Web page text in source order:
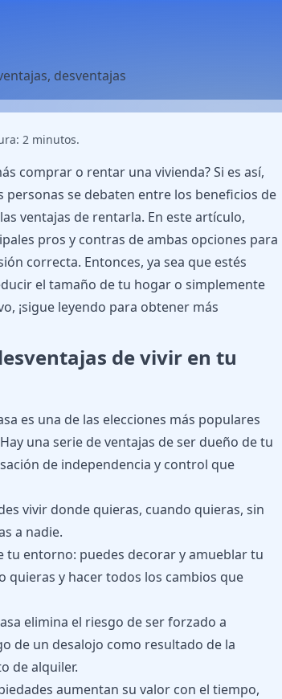
desventajas
2 minutos.
comprar o rentar una vivienda? Si es así,
personas se debaten entre los beneficios de
ventajas de rentarla. En este artículo,
pros y contras de ambas opciones para
correcta. Entonces, ya sea que estés
el tamaño de tu hogar o simplemente
¡sigue leyendo para obtener más
de vivir en tu
es una de las elecciones más populares
una serie de ventajas de ser dueño de tu
de independencia y control que
vivir donde quieras, cuando quieras, sin
a nadie.
tu entorno: puedes decorar y amueblar tu
quieras y hacer todos los cambios que
elimina el riesgo de ser forzado a
de un desalojo como resultado de la
de alquiler.
aumentan su valor con el tiempo,